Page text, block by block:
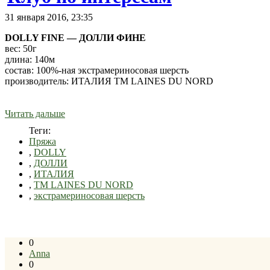
31 января 2016, 23:35
DOLLY FINE — ДОЛЛИ ФИНЕ
вес: 50г
длина: 140м
состав: 100%-ная экстрамериносовая шерсть
производитель: ИТАЛИЯ ТМ LAINES DU NORD
Читать дальше
Теги:
Пряжа
, DOLLY
, ДОЛЛИ
, ИТАЛИЯ
, ТМ LAINES DU NORD
, экстрамериносовая шерсть
0
Anna
0